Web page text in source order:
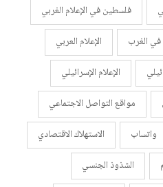
فلسطين في الإعلام الغربي
في الغرب
الإعلام العربي
الإعلام الإسرائيلي
مواقع التواصل الاجتماعي
واتساب
الاستهلاك الاقتصادي
الشذوذ الجنسي